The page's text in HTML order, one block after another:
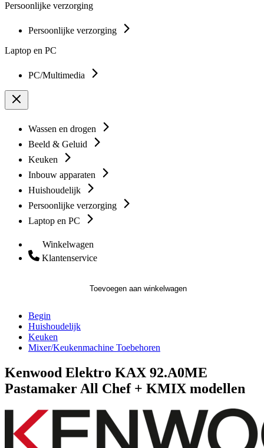
Persoonlijke verzorging
Persoonlijke verzorging
Laptop en PC
PC/Multimedia
Wassen en drogen
Beeld & Geluid
Keuken
Inbouw apparaten
Huishoudelijk
Persoonlijke verzorging
Laptop en PC
Winkelwagen
Klantenservice
Toevoegen aan winkelwagen
Begin
Huishoudelijk
Keuken
Mixer/Keukenmachine Toebehoren
Kenwood Elektro KAX 92.A0ME
Pastamaker All Chef + KMIX modellen